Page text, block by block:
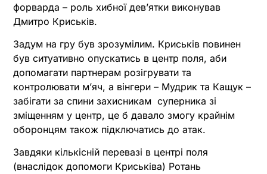
форварда – роль хибної дев’ятки виконував
Дмитро Криськів.
Задум на гру був зрозумілим. Криськів повинен
був ситуативно опускатись в центр поля, аби
допомагати партнерам розігрувати та
контролювати м’яч, а вінгери – Мудрик та Кащук –
забігати за спини захисникам суперника зі
зміщенням у центр, це б давало змогу крайнім
оборонцям також підключатись до атак.
Завдяки кількісній перевазі в центрі поля
(внаслідок допомоги Криськіва) Ротань